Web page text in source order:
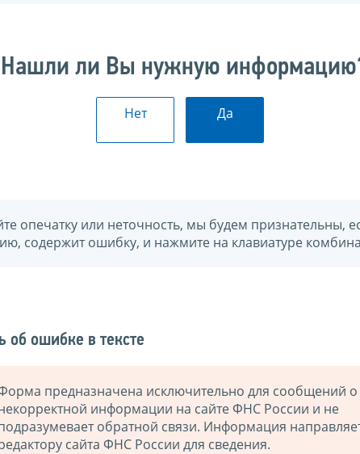
Нашли ли Вы нужную
Нет Да
опечатку или неточность, мы будем признательны,
содержит ошибку, и нажмите на клавиатуре
об ошибке в тексте
предназначена исключительно для сообщений о
информации на сайте ФНС России и не
обратной связи. Информация
сайта ФНС России для сведения.